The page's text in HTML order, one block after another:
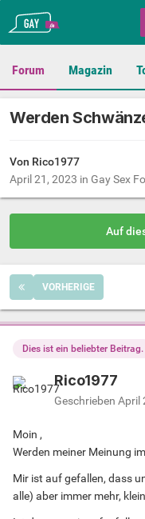
Gay.de
Forum Magazin
Werden
Von Rico1977
April 21, 2023 in Gay Sex
Auf
VORHERIGE
Dies ist ein beliebter Beitrag.
Rico1977
Geschrieben April
Moin ,
Werden meiner Meinung
Mir ist auf gefallen, dass
alle) aber immer mehr,